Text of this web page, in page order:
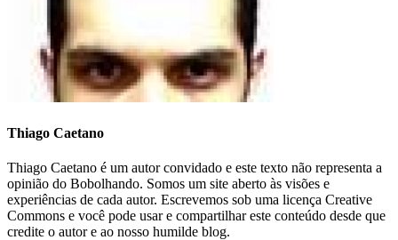
Thiago Caetano
Thiago Caetano é um autor convidado e este texto não representa a
opinião do Bobolhando. Somos um site aberto às visões e
experiências de cada autor. Escrevemos sob uma licença Creative
Commons e você pode usar e compartilhar este conteúdo desde que
credite o autor e ao nosso humilde blog.